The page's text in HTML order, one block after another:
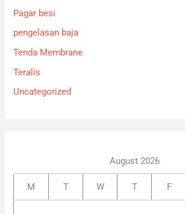
Pagar besi
pengelasan baja
Tenda Membrane
Teralis
Uncategorized
August 2026
M T W T F